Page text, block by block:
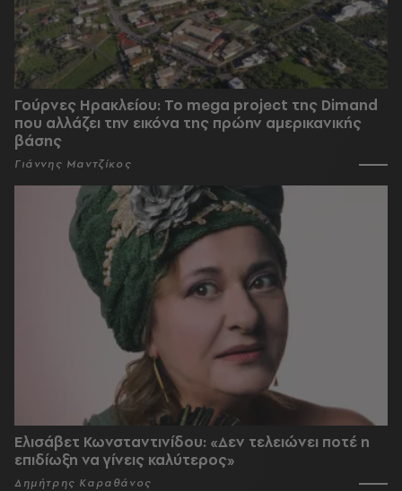
Γούρνες Ηρακλείου: To mega project της Dimand
που αλλάζει την εικόνα της πρώην αμερικανικής
βάσης
Γιάννης Μαντζίκος
Ελισάβετ Κωνσταντινίδου: «Δεν τελειώνει ποτέ η
επιδίωξη να γίνεις καλύτερος»
Δημήτρης Καραθάνος